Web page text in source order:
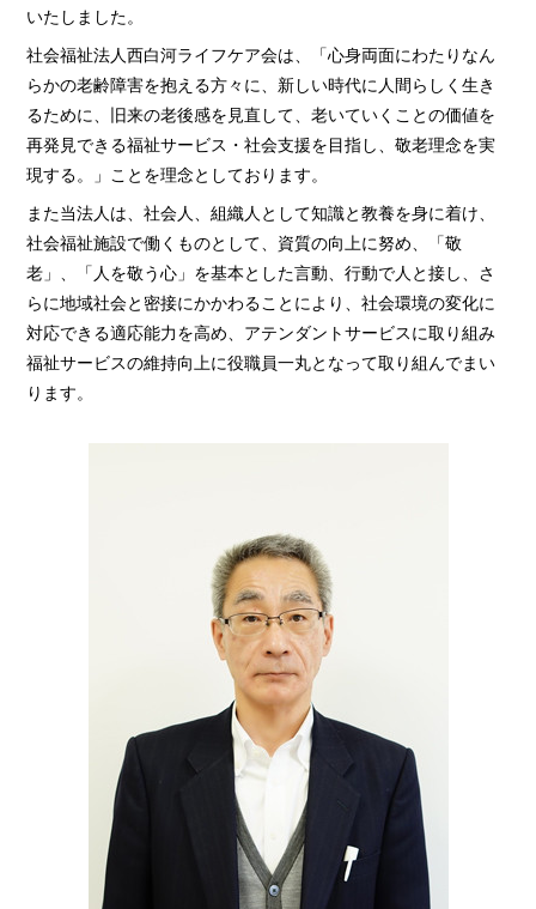
いたしました。
社会福祉法人西白河ライフケア会は、「心身両面にわたりなん
らかの老齢障害を抱える方々に、新しい時代に人間らしく生き
るために、旧来の老後感を見直して、老いていくことの価値を
再発見できる福祉サービス・社会支援を目指し、敬老理念を実
現する。」ことを理念としております。
また当法人は、社会人、組織人として知識と教養を身に着け、
社会福祉施設で働くものとして、資質の向上に努め、「敬
老」、「人を敬う心」を基本とした言動、行動で人と接し、さ
らに地域社会と密接にかかわることにより、社会環境の変化に
対応できる適応能力を高め、アテンダントサービスに取り組み
福祉サービスの維持向上に役職員一丸となって取り組んでまい
ります。